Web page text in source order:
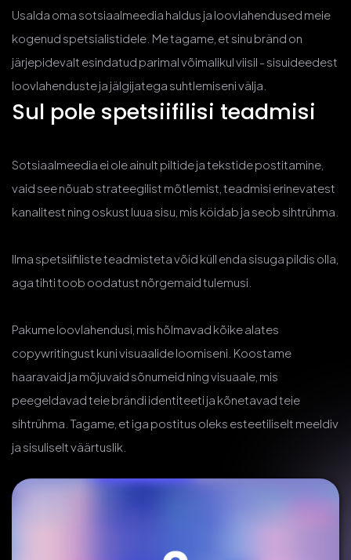
Usalda oma sotsiaalmeedia haldus ja loovlahendused meie
kogenud spetsialistidele. Me tagame, et sinu bränd on
järjepidevalt esindatud parimal võimalikul viisil - sisuideedest
loovlahenduste ja jälgijatega suhtlemiseni välja.
Sul pole spetsiifilisi teadmisi
Sotsiaalmeedia ei ole ainult piltide ja tekstide postitamine,
vaid see nõuab strateegilist mõtlemist, teadmisi erinevatest
kanalitest ning oskust luua sisu, mis köidab ja seob sihtrühma.
Ilma spetsiifiliste teadmisteta võid küll enda sisuga pildis olla,
aga tihti toob oodatust nõrgemaid tulemusi.
Pakume loovlahendusi, mis hõlmavad kõike alates
copywritingust kuni visuaalide loomiseni. Koostame
haaravaid ja mõjuvaid sõnumeid ning visuaale, mis
peegeldavad teie brändi identiteeti ja kõnetavad teie
sihtrühma. Tagame, et iga postitus oleks esteetiliselt meeldiv
ja sisuliselt väärtuslik.